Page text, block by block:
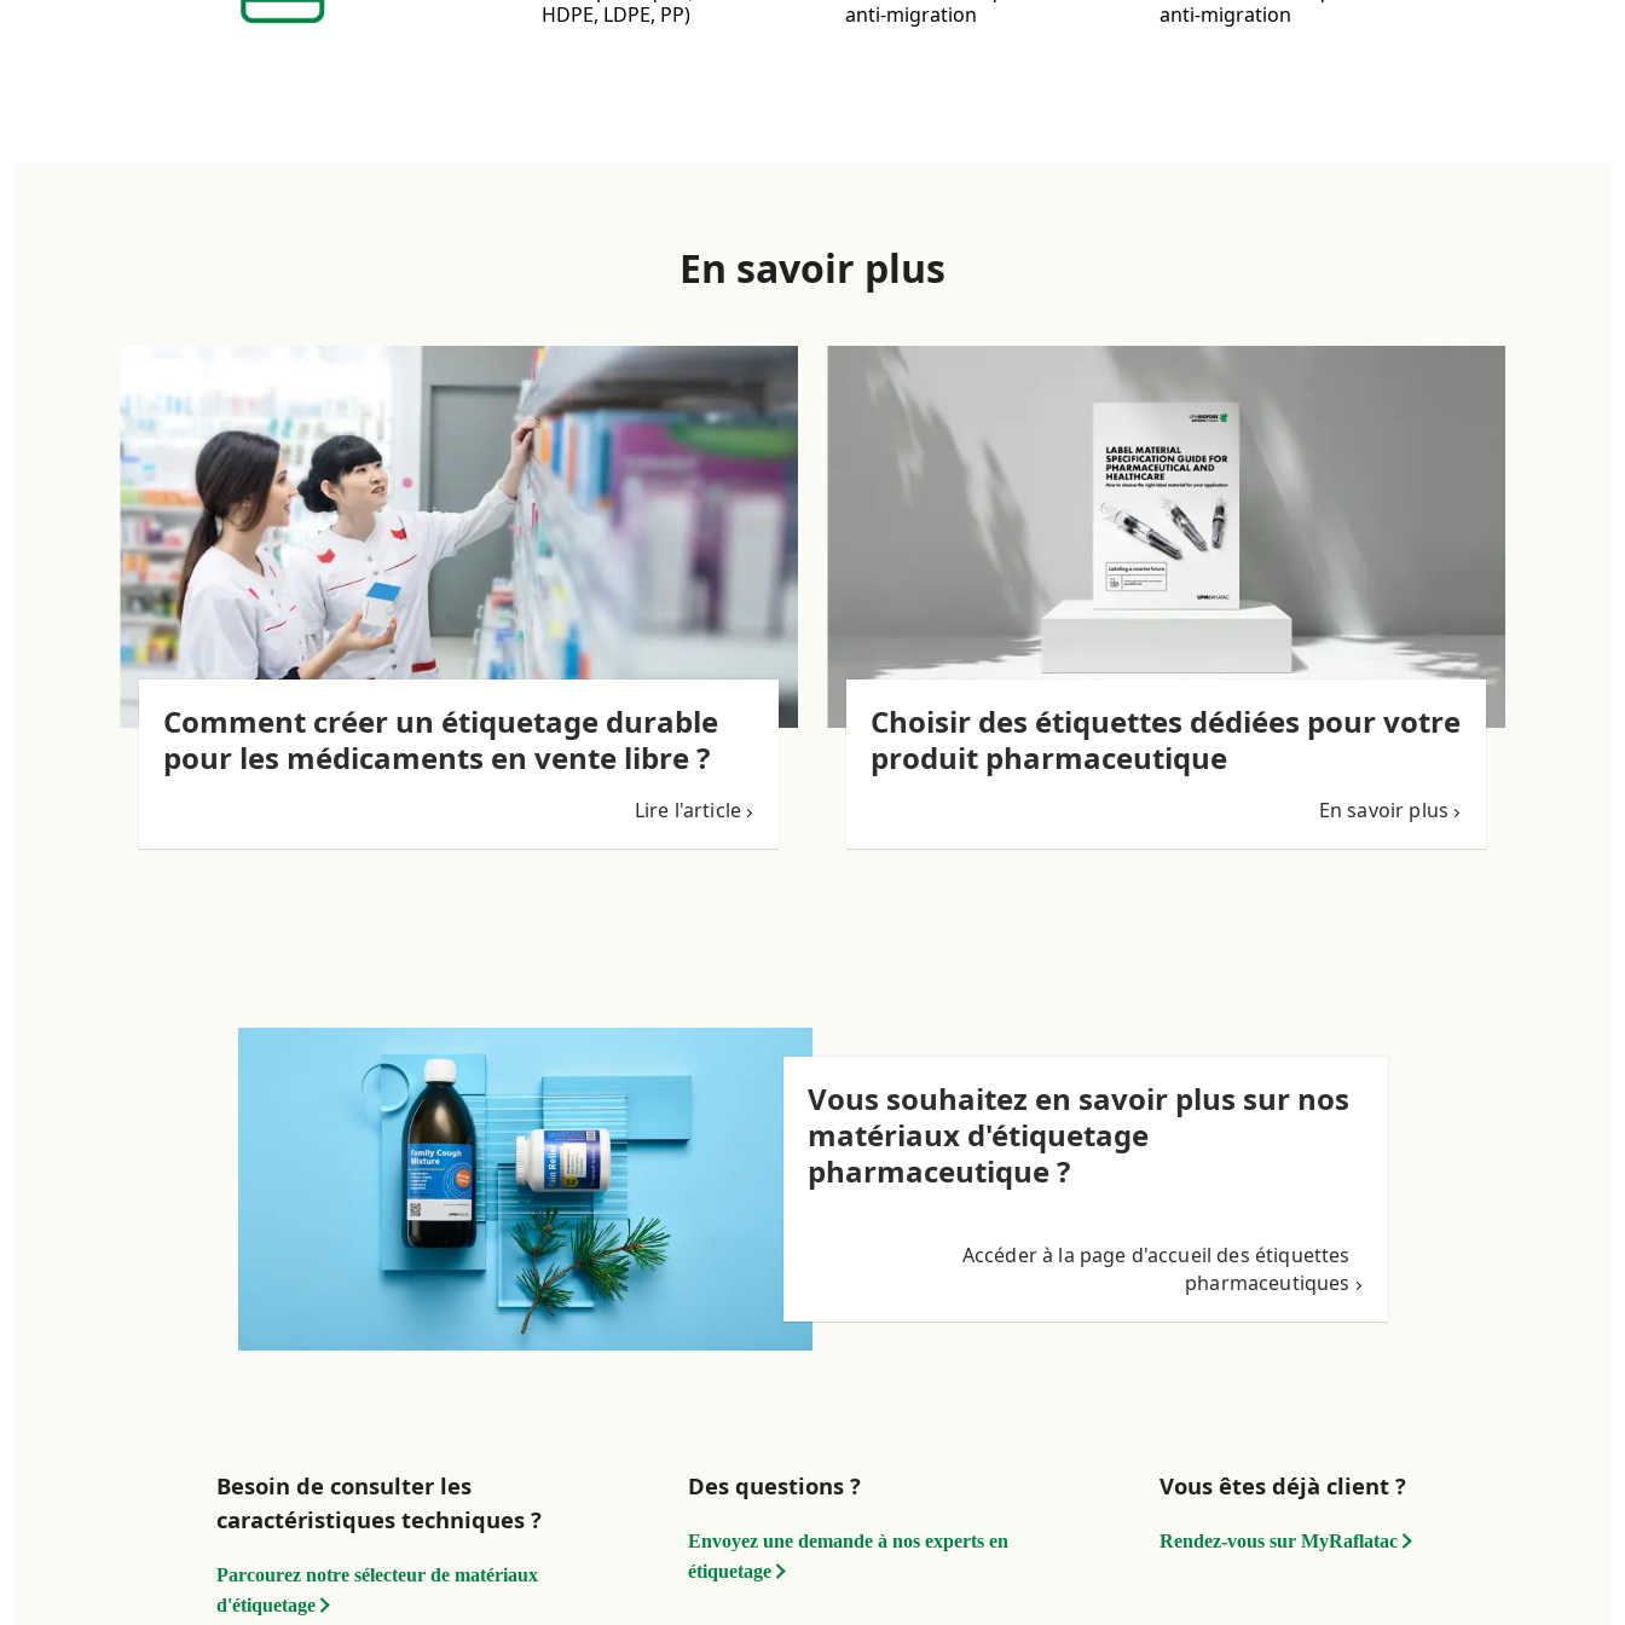
HDPE, LDPE, PP)
anti-migration
anti-migration
En savoir plus
Comment créer un étiquetage durable
pour les médicaments en vente libre ?
Lire l'article
Choisir des étiquettes dédiées pour votre
produit pharmaceutique
En savoir plus
Vous souhaitez en savoir plus sur nos
matériaux d'étiquetage
pharmaceutique ?
Accéder à la page d'accueil des étiquettes
pharmaceutiques
Besoin de consulter les
caractéristiques techniques ?
Parcourez notre sélecteur de matériaux
d'étiquetage
Des questions ?
Envoyez une demande à nos experts en
étiquetage
Vous êtes déjà client ?
Rendez-vous sur MyRaflatac